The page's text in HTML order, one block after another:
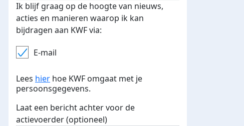
Ik blijf graag op de hoogte van nieuws,
acties en manieren waarop ik kan
bijdragen aan KWF via:
E-mail
Lees hier hoe KWF omgaat met je
persoonsgegevens.
Laat een bericht achter voor de
actievoerder (optioneel)